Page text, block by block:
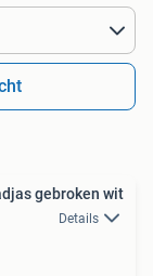
gebroken wit
Details